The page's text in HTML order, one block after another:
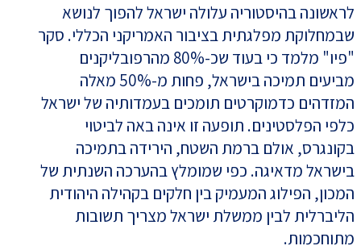
לראשונה בהיסטוריה עלולה ישראל להפוך לנושא
שבמחלוקת מפלגתית בציבור האמריקני הכללי. סקר
"פיו" מלמד כי בעוד שכ-80% מהרפובליקנים
מביעים תמיכה בישראל, פחות מ-50% מאלה
המזדהים כדמוקרטים תומכים בעמדותיה של ישראל
כלפי הפלסטינים. תופעה זו אינה באה לביטוי
בקונגרס, אולם ברמת השטח, הירידה בתמיכה
בישראל מדאיגה. כפי שמומלץ בהערכה השנתית של
המכון, הפילוג המעמיק בין חלקים בקהילה היהודית
הליברלית לבין ממשלת ישראל מצריך תשובות
מתוחכמות.